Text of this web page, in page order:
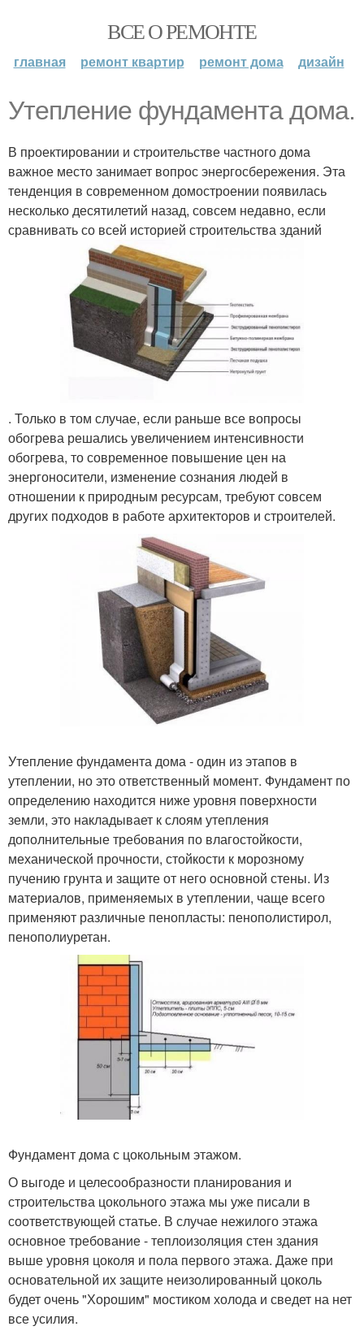
ВСЕ О РЕМОНТЕ
главная ремонт квартир ремонт дома дизайн
Утепление фундамента дома.
В проектировании и строительстве частного дома
важное место занимает вопрос энергосбережения. Эта
тенденция в современном домостроении появилась
несколько десятилетий назад, совсем недавно, если
сравнивать со всей историей строительства зданий
. Только в том случае, если раньше все вопросы
обогрева решались увеличением интенсивности
обогрева, то современное повышение цен на
энергоносители, изменение сознания людей в
отношении к природным ресурсам, требуют совсем
других подходов в работе архитекторов и строителей.
Утепление фундамента дома - один из этапов в
утеплении, но это ответственный момент. Фундамент по
определению находится ниже уровня поверхности
земли, это накладывает к слоям утепления
дополнительные требования по влагостойкости,
механической прочности, стойкости к морозному
пучению грунта и защите от него основной стены. Из
материалов, применяемых в утеплении, чаще всего
применяют различные пенопласты: пенополистирол,
пенополиуретан.
Фундамент дома с цокольным этажом.
О выгоде и целесообразности планирования и
строительства цокольного этажа мы уже писали в
соответствующей статье. В случае нежилого этажа
основное требование - теплоизоляция стен здания
выше уровня цоколя и пола первого этажа. Даже при
основательной их защите неизолированный цоколь
будет очень "Хорошим" мостиком холода и сведет на нет
все усилия.